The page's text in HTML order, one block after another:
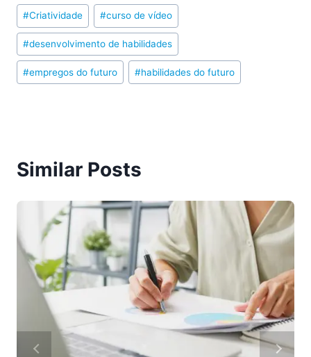
Post
Tags:
#Criatividade #curso de vídeo
#desenvolvimento de habilidades
#empregos do futuro #habilidades do futuro
Similar Posts